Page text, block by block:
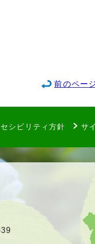
前のペー
シビリティ方針 サ